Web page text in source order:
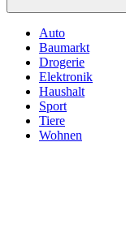
Auto
Baumarkt
Drogerie
Elektronik
Haushalt
Sport
Tiere
Wohnen